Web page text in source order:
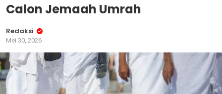
Calon Jemaah Umrah
Redaksi
Mei 30, 2026